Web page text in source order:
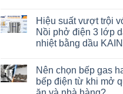
Hiệu suất vượt trội
Nồi phở điện 3 lớp
nhiệt bằng dầu
Nên chọn bếp gas
bếp điện từ khi mở